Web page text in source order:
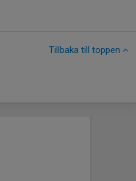
Tillbaka till toppen